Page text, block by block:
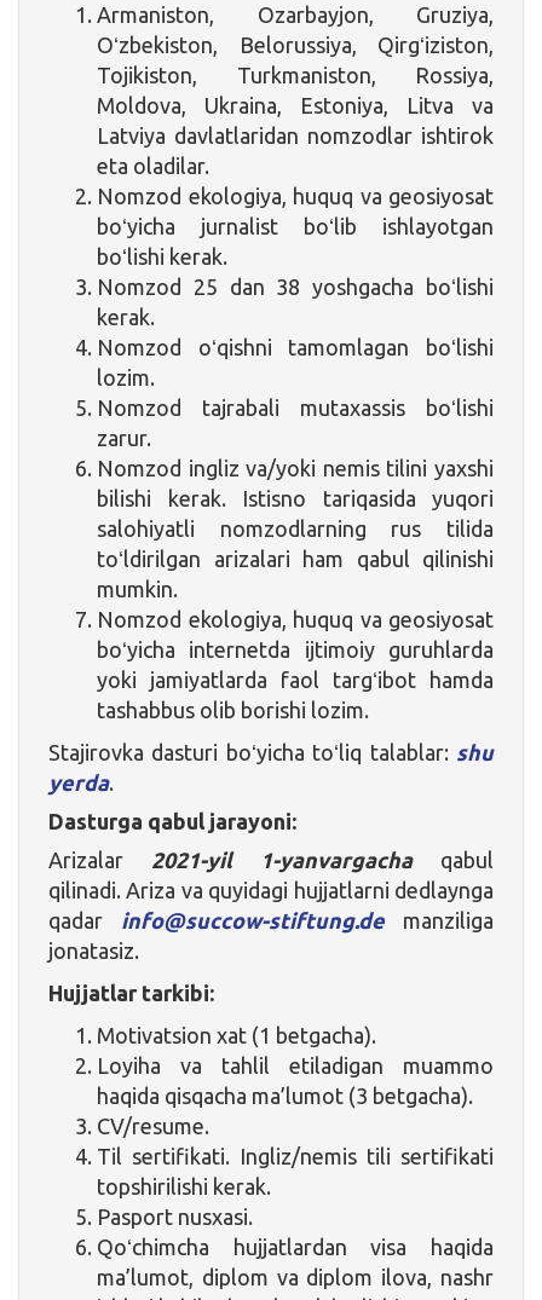
Armaniston, Ozarbayjon, Gruziya,
Oʻzbekiston, Belorussiya, Qirgʻiziston,
Tojikiston, Turkmaniston, Rossiya,
Moldova, Ukraina, Estoniya, Litva va
Latviya davlatlaridan nomzodlar ishtirok
eta oladilar.
Nomzod ekologiya, huquq va geosiyosat
boʻyicha jurnalist boʻlib ishlayotgan
boʻlishi kerak.
Nomzod 25 dan 38 yoshgacha boʻlishi
kerak.
Nomzod oʻqishni tamomlagan boʻlishi
lozim.
Nomzod tajrabali mutaxassis boʻlishi
zarur.
Nomzod ingliz va/yoki nemis tilini yaxshi
bilishi kerak. Istisno tariqasida yuqori
salohiyatli nomzodlarning rus tilida
toʻldirilgan arizalari ham qabul qilinishi
mumkin.
Nomzod ekologiya, huquq va geosiyosat
boʻyicha internetda ijtimoiy guruhlarda
yoki jamiyatlarda faol targʻibot hamda
tashabbus olib borishi lozim.
Stajirovka dasturi boʻyicha toʻliq talablar: shu
yerda.
Dasturga qabul jarayoni:
Arizalar 2021-yil 1-yanvargachaqabul
qilinadi. Ariza va quyidagi hujjatlarni dedlaynga
qadar info@succow-stiftung.demanziliga
jonatasiz.
Hujjatlar tarkibi:
Motivatsion xat (1 betgacha).
Loyiha va tahlil etiladigan muammo
haqida qisqacha ma’lumot (3 betgacha).
CV/resume.
Til sertifikati. Ingliz/nemis tili sertifikati
topshirilishi kerak.
Pasport nusxasi.
Qoʻchimcha hujjatlardan visa haqida
ma’lumot, diplom va diplom ilova, nashr